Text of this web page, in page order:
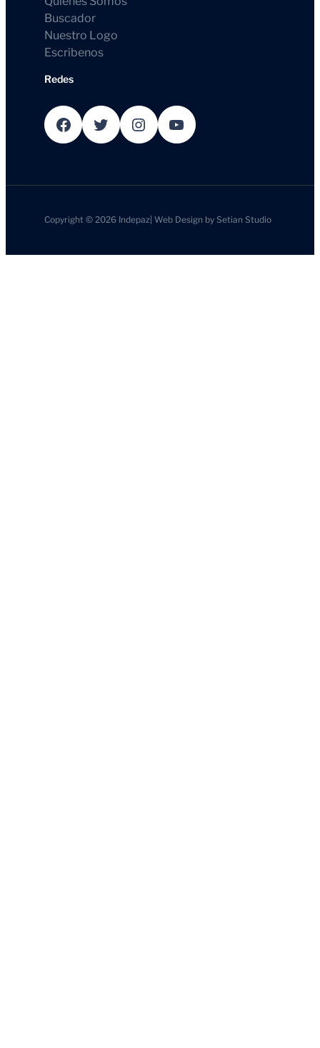
Buscador
Nuestro Logo
Escribenos
Redes
Facebook Twitter Instagram YouTube
Copyright © 2026 Indepaz |Web Design bySetian Studio